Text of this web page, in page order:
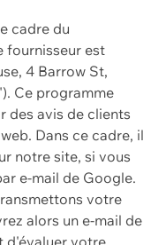
cadre du
fournisseur est
4 Barrow St,
Ce programme
des avis de clients
Dans ce cadre, il
notre site, si vous
e-mail de Google.
votre
alors un e-mail de